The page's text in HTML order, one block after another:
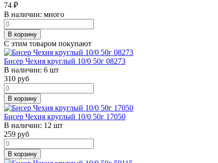
74 ₽
В наличии: много
В корзину
С этим товаром покупают
Бисер Чехия круглый 10/0 50г 08273
В наличии: 6 шт
310 руб
В корзину
Бисер Чехия круглый 10/0 50г 17050
В наличии: 12 шт
259 руб
В корзину